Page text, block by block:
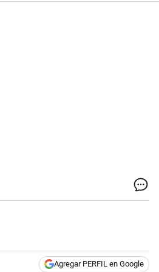
Agregar PERFIL en Google